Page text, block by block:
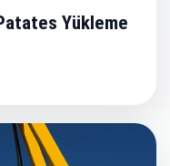
Yükleme